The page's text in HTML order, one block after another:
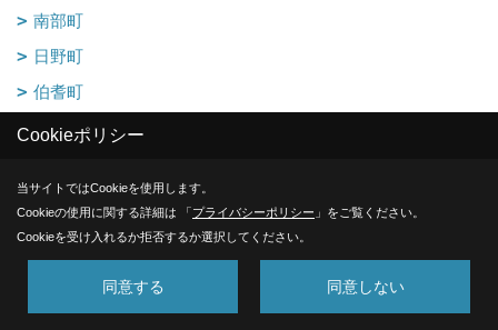
南部町
日野町
伯耆町
江府町
岡山県
事業所・部門別で見る
住宅部門 - 倉吉営業所
Cookieポリシー
当サイトではCookieを使用します。
Cookieの使用に関する詳細は 「プライバシーポリシー 」をご覧ください。
Cookieを受け入れるか拒否するか選択してください。
同意する 同意しない